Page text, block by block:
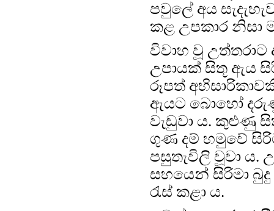
පවුලේ අය
කළ උපකාර නිසා
විවාහ වූ
උපායක් සිතූ ඇය
රූපත්
ඇයට බොහෝ දරුණු
වැඩුවා ය. කුළුණු
ගුණ දම් හමුවේ
පසුතැවිලි වූවා ය.
සහයෙන් සිරිමා
රැස් කළා ය.